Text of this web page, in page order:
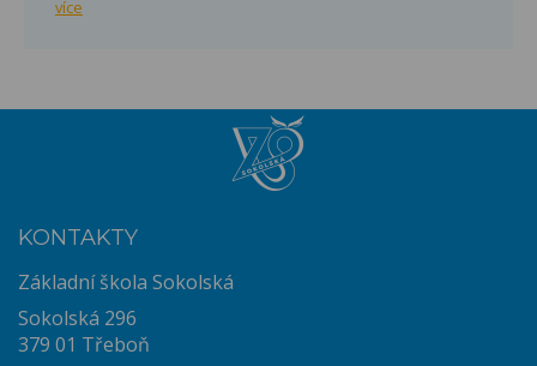
více
KONTAKTY
Základní škola Sokolská
Sokolská 296
379 01 Třeboň